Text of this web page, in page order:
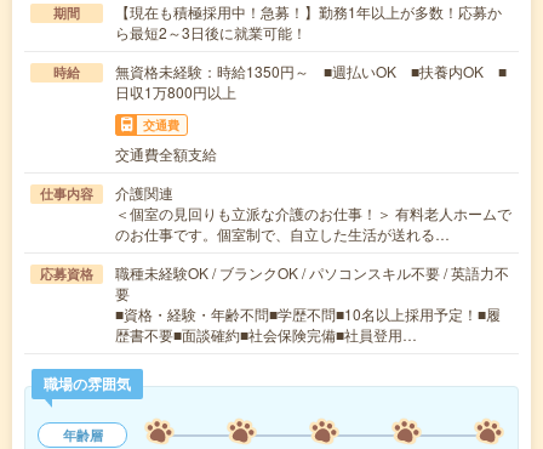
期間
【現在も積極採用中！急募！】勤務1年以上が多数！応募か
ら最短2～3日後に就業可能！
時給
無資格未経験：時給1350円～ ■週払いOK ■扶養内OK ■
日収1万800円以上
交通費
交通費全額支給
仕事内容
介護関連
＜個室の見回りも立派な介護のお仕事！＞ 有料老人ホームで
のお仕事です。個室制で、自立した生活が送れる…
応募資格
職種未経験OK / ブランクOK / パソコンスキル不要 / 英語力不
要
■資格・経験・年齢不問■学歴不問■10名以上採用予定！■履
歴書不要■面談確約■社会保険完備■社員登用…
職場の雰囲気
年齢層